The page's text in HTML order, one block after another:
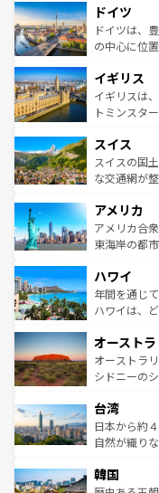
せる。地方
ンテンツ一覧
で、幅広い
聖堂、美し
から魅了す
いる。シャ
香り高いラ
らに、パリ
れる地方に
を参照して
ドイツ
ドイツは、
の中心に位
顔を持つこ
ルリンの文
してライン
は、お酒好きな
ドイツ情報は
イギリス
イギリスは
トミンスタ
リアごとに
ティー、ビ
戦など、本
ンツ一覧を
スイス
スイスの国
な交通網が
の建物がそ
博物館もあ
ことができ
ば市内交通費
着のスイス
アメリカ
アメリカ合
東海岸の都
のような巨
ンメントが
西部には大
部のニュー
文化が魅力
しみながら
ならではの贅沢な旅
情報はコン
ハワイ
年間を通じ
ハワイは、
ワイ島は見
島だが、静
おすすめ。
れるおもて
人々、おい
ク、伝統的
ワイを、存分に味わっ
はコンテン
オースト
オーストラ
シドニーの
リアリーフ
ク）、タス
ど、見どこ
いる。アク
ビング、ハ
台湾
日本から約
自然が織り
ン）、静ひ
韓国